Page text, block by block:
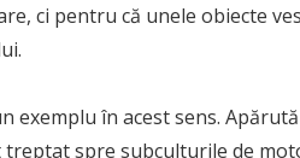
ci pentru că unele obiecte
exemplu în acest sens.
spre subculturile de